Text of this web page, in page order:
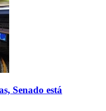
Senado está